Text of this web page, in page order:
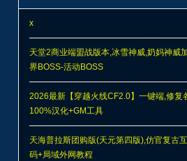
x
天堂2商业端盟战版本,冰雪神威,奶妈神威
界BOSS-活动BOSS
2026最新【穿越火线CF2.0】一键端,修复
100%汉化+GM工具
天海普拉斯团购版(天元第四版),仿官复古
码+局域外网教程